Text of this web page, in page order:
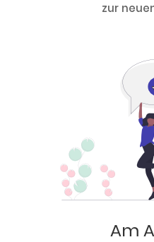
zur
Am